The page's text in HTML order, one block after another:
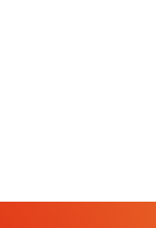
お問い合わせ